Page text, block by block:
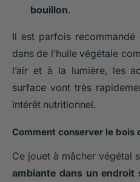
bouillon.
Il est parfois
dans de l’huile végétale
l’air et à la lumière, les
surface vont très
intérêt nutritionnel.
Comment conserver le bois
Ce jouet à mâcher végétal
ambiante dans un endroit